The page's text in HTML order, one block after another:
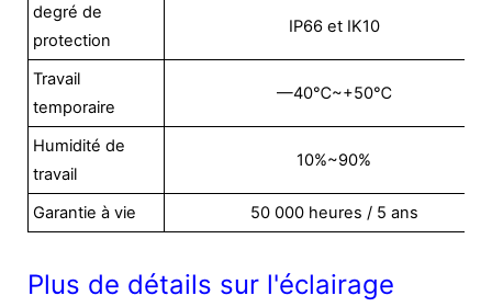
degré de
protection
IP66 et IK10
Travail
temporaire
—40℃~+50℃
Humidité de
travail
10%~90%
Garantie à vie 50 000 heures / 5 ans
Plus de détails sur l'éclairage